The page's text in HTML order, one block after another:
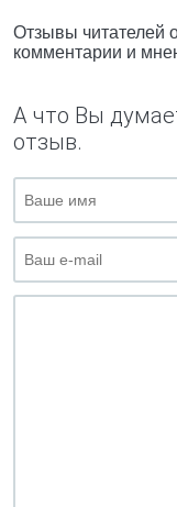
Отзывы читателей
комментарии и
А что Вы
отзыв.